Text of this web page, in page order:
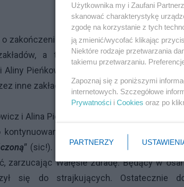
o zakończeniu strajku. Spotkała się z
a także obecnych na terenie
Aliny Pieńkowskiej, które domagały się
inne zakłady pracy, w tym
i Alina Pieńkowska zorganizowali wiec, w
kontynuowania strajku. Tymczasem
(sic!). Walentynowicz, Borusewicz i
zarzucając Wałęsie zdradę. Będący w
się do strajkujących. Ostatecznie
Użytkownika my i Zaufani
skanować charakterystykę
zgodę na korzystanie z tych
ją zmienić/wycofać klikając
Niektóre rodzaje przetwarzania
takiemu przetwarzaniu.
Zapoznaj się z poniższymi
internetowych. Szczegółowe
Prywatności i Cookies oraz po
PARTNERZY